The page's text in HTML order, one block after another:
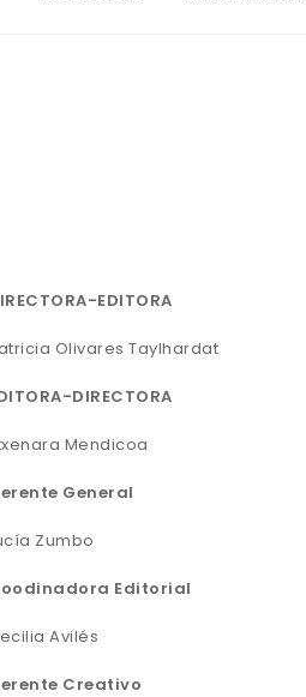
EDITORA
Olivares Taylhardat
DIRECTORA
Mendicoa
General
Zumbo
Editorial
Avilés
Creativo